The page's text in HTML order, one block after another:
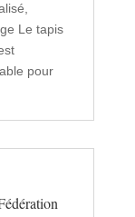
Le tapis
pour